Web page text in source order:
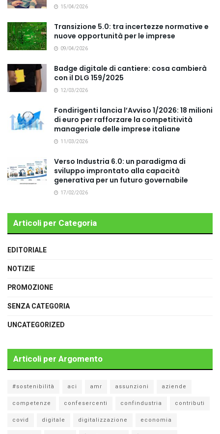
15/04/2026
Transizione 5.0: tra incertezze normative e
nuove opportunità per le imprese
09/04/2026
Badge digitale di cantiere: cosa cambierà
con il DLG 159/2025
12/03/2026
Fondirigenti lancia l’Avviso 1/2026: 18 milioni
di euro per rafforzare la competitività
manageriale delle imprese italiane
11/03/2026
Verso Industria 6.0: un paradigma di
sviluppo improntato alla capacità
generativa per un futuro governabile
17/02/2026
Articoli per Categoria
EDITORIALE
NOTIZIE
PROMOZIONE
SENZA CATEGORIA
UNCATEGORIZED
Articoli per Argomento
#sostenibilità aci amr assunzioni
aziende
competenze
confesercenti confindustria
contributi
covid
digitale digitalizzazione
economia